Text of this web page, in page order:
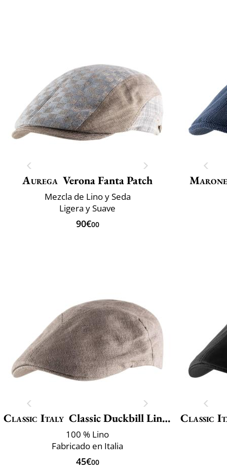
Aurega Verona Fanta Patch
Mezcla de Lino y Seda
Ligera y Suave
90€00
Classic Italy Classic Duckbill Linen
100 % Lino
Fabricado en Italia
45€00
Classic